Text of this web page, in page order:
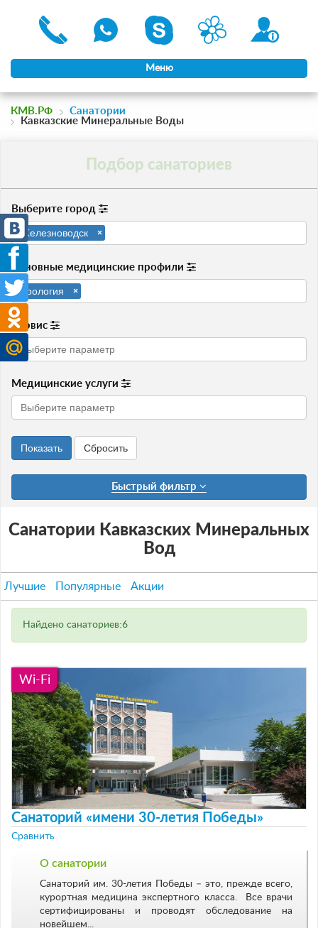
Меню
КМВ.РФ
Санатории
Кавказские Минеральные Воды
Подбор санаториев
Выберите город
Железноводск ×
Основные медицинские профили
Урология ×
Сервис
Медицинские услуги
Быстрый фильтр
Санатории Кавказских Минеральных
Вод
Лучшие Популярные Акции
Найдено санаториев:6
Wi-Fi
Санаторий «имени 30-летия Победы»
Сравнить
О санатории
Санаторий им. 30-летия Победы – это, прежде всего,
курортная медицина экспертного класса. Все врачи
сертифицированы и проводят обследование на
новейшем...